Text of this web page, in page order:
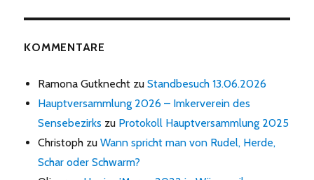
KOMMENTARE
Ramona Gutknecht zuStandbesuch 13.06.2026
Hauptversammlung 2026 – Imkerverein des
Sensebezirks zu Protokoll Hauptversammlung 2025
Christoph zuWann spricht man von Rudel, Herde,
Schar oder Schwarm?